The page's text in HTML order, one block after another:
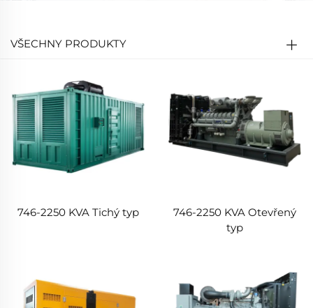
VŠECHNY PRODUKTY
746-2250 KVA Tichý typ
746-2250 KVA Otevřený
typ